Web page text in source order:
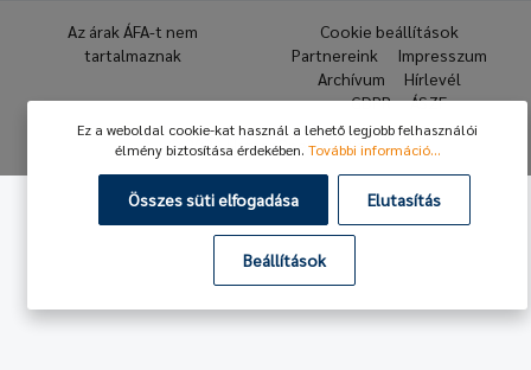
© 2026 Hafner Pneumatika
Az árak ÁFA-t nem
tartalmaznak
Cookie beállítások
Partnereink
Impresszum
Archívum
Hírlevél
GDPR
ÁSZF
Ez a weboldal cookie-kat használ a lehető legjobb felhasználói
élmény biztosítása érdekében. További információ...
Összes süti elfogadása Elutasítás
Beállítások